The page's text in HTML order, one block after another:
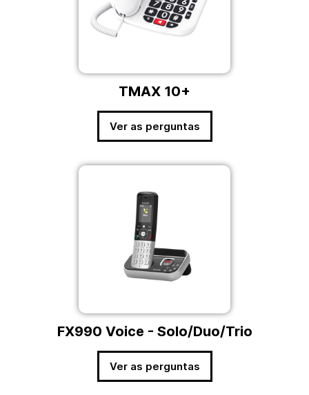
TMAX 10+
Ver as perguntas
FX990 Voice - Solo/Duo/Trio
Ver as perguntas